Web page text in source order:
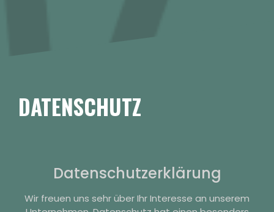
DATENSCHUTZ
Datenschutzerklärung
Wir freuen uns sehr über Ihr Interesse an unserem